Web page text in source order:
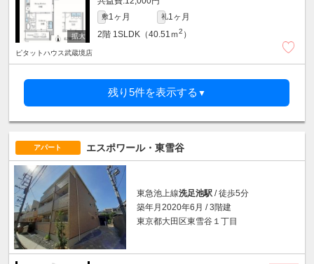
敷1ヶ月 礼1ヶ月
2階 1SLDK（40.51ｍ2 ）
ピタットハウス武蔵境店
残り5件を表示する ▼
アパート エスポワール・東雪谷
東急池上線洗足池駅 / 徒歩5分
築年月2020年6月 / 3階建
東京都大田区東雪谷１丁目